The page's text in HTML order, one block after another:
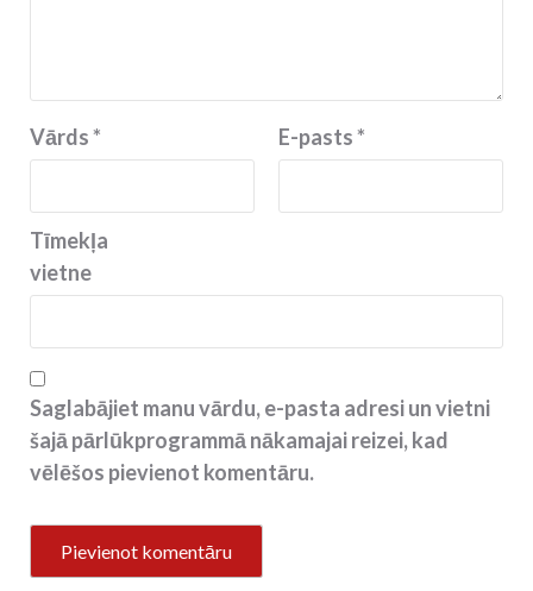
Vārds* E-pasts*
Tīmekļa
vietne
Saglabājiet manu vārdu, e-pasta adresi un vietni
šajā pārlūkprogrammā nākamajai reizei, kad
vēlēšos pievienot komentāru.